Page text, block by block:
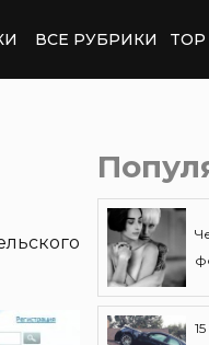
ВСЕ РУБРИКИ TOP